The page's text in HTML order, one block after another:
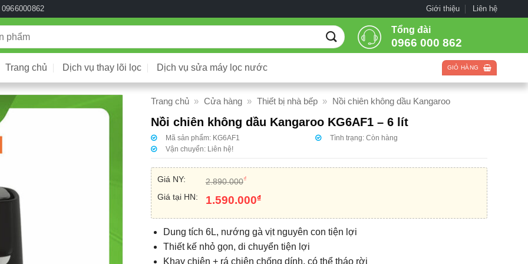
0966000862 Giới thiệu Liên hệ
Tổng đài
0966 000 862
Trang chủ Dịch vụ thay lõi lọc Dịch vụ sửa máy lọc nước GIỎ HÀNG
Trang chủ » Cửa hàng » Thiết bị nhà bếp » Nồi chiên không dầu Kangaroo
Nồi chiên không dầu Kangaroo KG6AF1 – 6 lít
Mã sản phẩm: KG6AF1 Tình trạng: Còn hàng
Vận chuyển: Liên hệ!
Giá NY: 2.890.000₫
Giá tại HN: 1.590.000₫
Dung tích 6L, nướng gà vịt nguyên con tiện lợi
Thiết kế nhỏ gọn, di chuyển tiện lợi
Khay chiên + rá chiên chống dính, có thể tháo rời